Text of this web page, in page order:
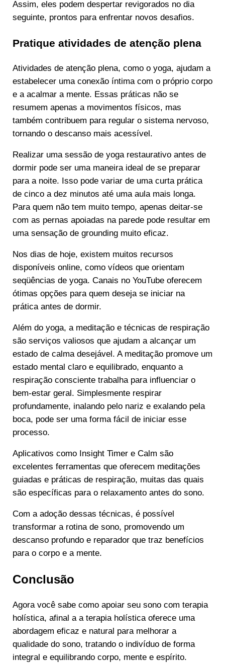
Assim, eles podem despertar revigorados no dia
seguinte, prontos para enfrentar novos desafios.
Pratique atividades de atenção plena
Atividades de atenção plena, como o yoga, ajudam a
estabelecer uma conexão íntima com o próprio corpo
e a acalmar a mente. Essas práticas não se
resumem apenas a movimentos físicos, mas
também contribuem para regular o sistema nervoso,
tornando o descanso mais acessível.
Realizar uma sessão de yoga restaurativo antes de
dormir pode ser uma maneira ideal de se preparar
para a noite. Isso pode variar de uma curta prática
de cinco a dez minutos até uma aula mais longa.
Para quem não tem muito tempo, apenas deitar-se
com as pernas apoiadas na parede pode resultar em
uma sensação de grounding muito eficaz.
Nos dias de hoje, existem muitos recursos
disponíveis online, como vídeos que orientam
seqüências de yoga. Canais no YouTube oferecem
ótimas opções para quem deseja se iniciar na
prática antes de dormir.
Além do yoga, a meditação e técnicas de respiração
são serviços valiosos que ajudam a alcançar um
estado de calma desejável. A meditação promove um
estado mental claro e equilibrado, enquanto a
respiração consciente trabalha para influenciar o
bem-estar geral. Simplesmente respirar
profundamente, inalando pelo nariz e exalando pela
boca, pode ser uma forma fácil de iniciar esse
processo.
Aplicativos como Insight Timer e Calm são
excelentes ferramentas que oferecem meditações
guiadas e práticas de respiração, muitas das quais
são específicas para o relaxamento antes do sono.
Com a adoção dessas técnicas, é possível
transformar a rotina de sono, promovendo um
descanso profundo e reparador que traz benefícios
para o corpo e a mente.
Conclusão
Agora você sabe como apoiar seu sono com terapia
holística, afinal a a terapia holística oferece uma
abordagem eficaz e natural para melhorar a
qualidade do sono, tratando o indivíduo de forma
integral e equilibrando corpo, mente e espírito.